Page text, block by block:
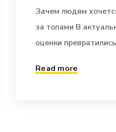
Зачем людям
за топами В
оценки
Read more